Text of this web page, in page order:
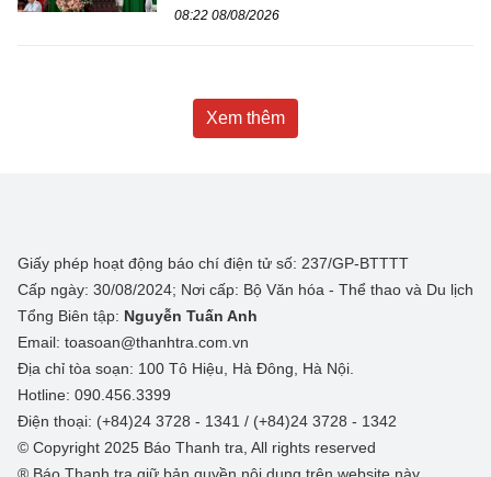
08:22 08/08/2026
Xem thêm
Giấy phép hoạt động báo chí điện tử số: 237/GP-BTTTT
Cấp ngày: 30/08/2024; Nơi cấp: Bộ Văn hóa - Thể thao và Du lịch
Tổng Biên tập: Nguyễn Tuấn Anh
Email: toasoan@thanhtra.com.vn
Địa chỉ tòa soạn: 100 Tô Hiệu, Hà Đông, Hà Nội.
Hotline: 090.456.3399
Điện thoại: (+84)24 3728 - 1341 / (+84)24 3728 - 1342
© Copyright 2025 Báo Thanh tra, All rights reserved
® Báo Thanh tra giữ bản quyền nội dung trên website này